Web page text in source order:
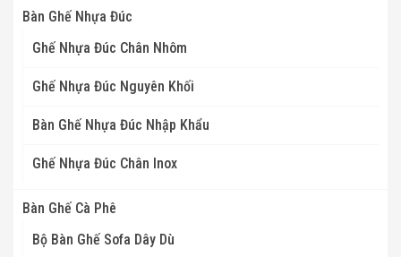
Bàn Ghế Nhựa Đúc
Ghế Nhựa Đúc Chân Nhôm
Ghế Nhựa Đúc Nguyên Khối
Bàn Ghế Nhựa Đúc Nhập Khẩu
Ghế Nhựa Đúc Chân Inox
Bàn Ghế Cà Phê
Bộ Bàn Ghế Sofa Dây Dù